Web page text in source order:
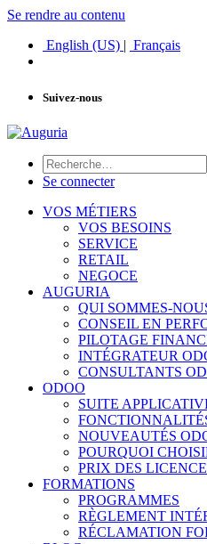
Se rendre au contenu
English (US) | Français
Suivez-nous
Se connecter
VOS MÉTIERS
VOS BESOINS
SERVICE
RETAIL
NEGOCE
AUGURIA
QUI SOMMES-
CONSEIL EN
PILOTAGE
INTÉGRATEUR
CONSULTANTS
ODOO
SUITE
NOUVEAUTÉS
POURQUOI
PRIX DES
FORMATIONS
PROGRAMMES
RÈGLEMENT
RÉCLAMATION